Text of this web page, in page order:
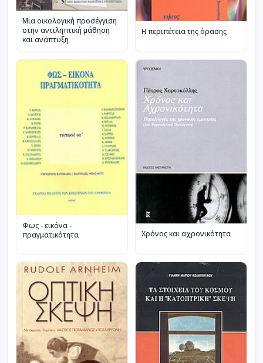
Μια οικολογική προσέγγιση
στην αντιληπτική μάθηση
και ανάπτυξη
Η περιπέτεια της όρασης
Φως - εικόνα -
πραγματικότητα
Χρόνος και αχρονικότητα